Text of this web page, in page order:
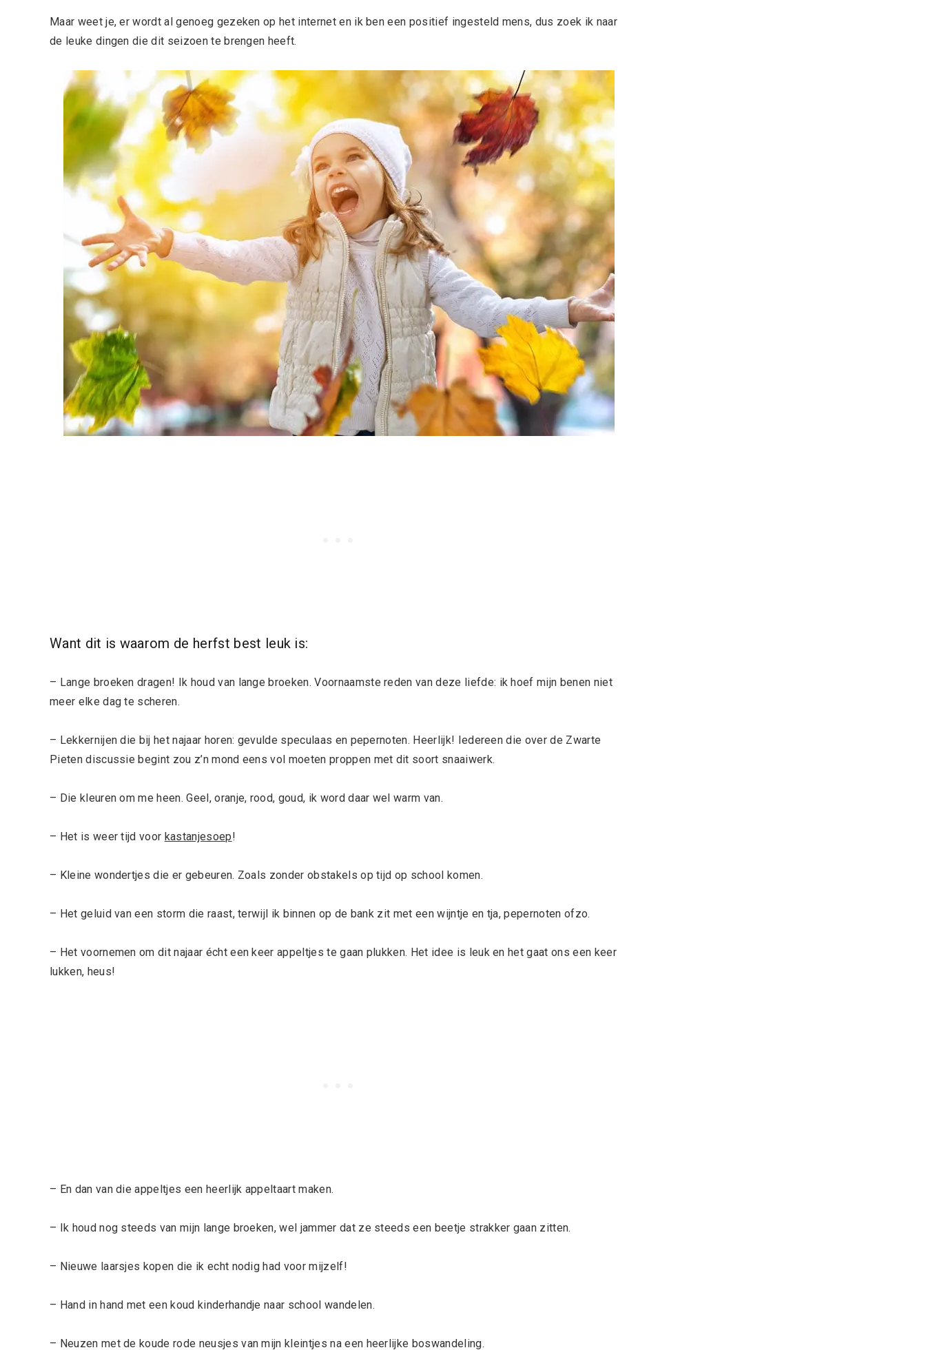
Maar weet je, er wordt al genoeg gezeken op het internet en ik ben een positief ingesteld mens, dus zoek ik naar
de leuke dingen die dit seizoen te brengen heeft.
Want dit is waarom de herfst best leuk is:
– Lange broeken dragen! Ik houd van lange broeken. Voornaamste reden van deze liefde: ik hoef mijn benen niet
meer elke dag te scheren.
– Lekkernijen die bij het najaar horen: gevulde speculaas en pepernoten. Heerlijk! Iedereen die over de Zwarte
Pieten discussie begint zou z’n mond eens vol moeten proppen met dit soort snaaiwerk.
– Die kleuren om me heen. Geel, oranje, rood, goud, ik word daar wel warm van.
– Het is weer tijd voor kastanjesoep!
– Kleine wondertjes die er gebeuren. Zoals zonder obstakels op tijd op school komen.
– Het geluid van een storm die raast, terwijl ik binnen op de bank zit met een wijntje en tja, pepernoten ofzo.
– Het voornemen om dit najaar écht een keer appeltjes te gaan plukken. Het idee is leuk en het gaat ons een keer
lukken, heus!
– En dan van die appeltjes een heerlijk appeltaart maken.
– Ik houd nog steeds van mijn lange broeken, wel jammer dat ze steeds een beetje strakker gaan zitten.
– Nieuwe laarsjes kopen die ik echt nodig had voor mijzelf!
– Hand in hand met een koud kinderhandje naar school wandelen.
– Neuzen met de koude rode neusjes van mijn kleintjes na een heerlijke boswandeling.